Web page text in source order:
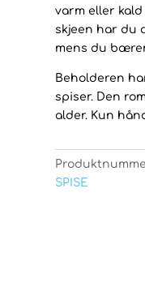
varm eller
skjeen har du
mens du
Beholderen
spiser. Den
alder. Kun
SPISE